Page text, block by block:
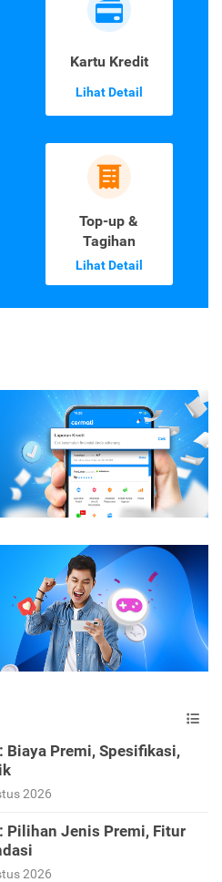
Kartu Kredit
Lihat Detail
Top-up &
Tagihan
Lihat Detail
Premi, Spesifikasi,
2026
Pilihan Jenis Premi, Fitur
2026